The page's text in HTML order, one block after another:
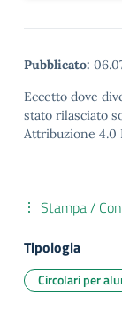
Pubblicato:
Eccetto dove
stato rilasciato
Attribuzione 4.0
Stampa /
Tipologia
Circolari per